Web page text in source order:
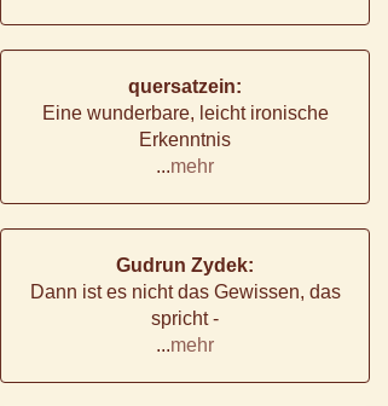
quersatzein:
Eine wunderbare, leicht ironische
Erkenntnis
...mehr
Gudrun Zydek:
Dann ist es nicht das Gewissen, das
spricht -
...mehr